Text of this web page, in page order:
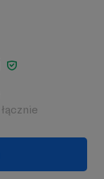
łącznie